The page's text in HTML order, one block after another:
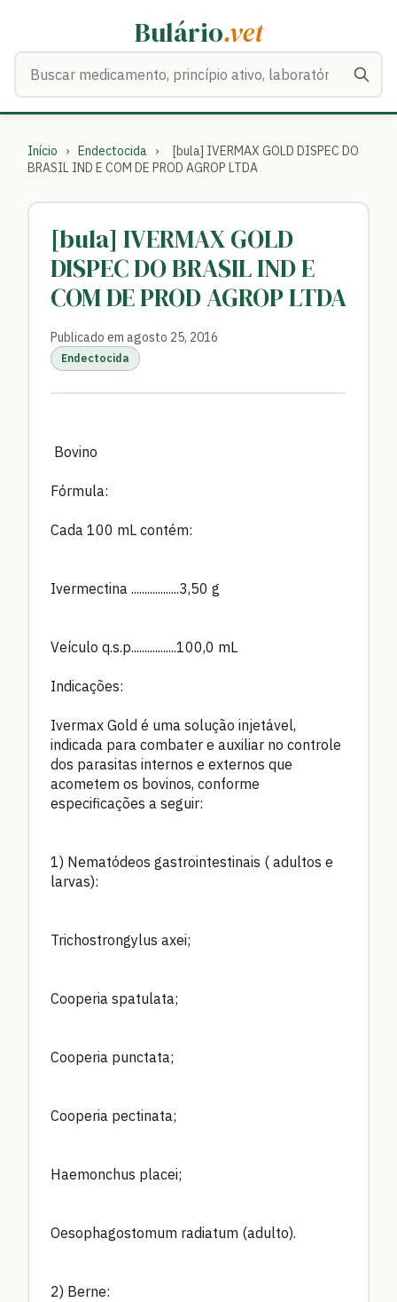
Bulário.vet
Início › Endectocida ›
[bula] IVERMAX GOLD DISPEC DO
BRASIL IND E COM DE PROD AGROP LTDA
[bula] IVERMAX GOLD
DISPEC DO BRASIL IND E
COM DE PROD AGROP LTDA
Publicado em agosto 25, 2016
Endectocida
Bovino
Fórmula:
Cada 100 mL contém:
Ivermectina ..................3,50 g
Veículo q.s.p.................100,0 mL
Indicações:
Ivermax Gold é uma solução injetável,
indicada para combater e auxiliar no controle
dos parasitas internos e externos que
acometem os bovinos, conforme
especificações a seguir:
1) Nematódeos gastrointestinais ( adultos e
larvas):
Trichostrongylus axei;
Cooperia spatulata;
Cooperia punctata;
Cooperia pectinata;
Haemonchus placei;
Oesophagostomum radiatum (adulto).
2) Berne: